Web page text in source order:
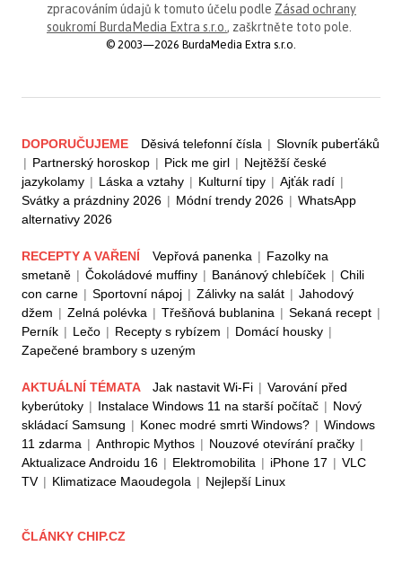
zpracováním údajů k tomuto účelu podle Zásad ochrany
soukromí BurdaMedia Extra s.r.o. , zaškrtněte toto pole.
© 2003—2026 BurdaMedia Extra s.r.o.
DOPORUČUJEME Děsivá telefonní čísla | Slovník puberťáků
| Partnerský horoskop | Pick me girl | Nejtěžší české
jazykolamy | Láska a vztahy | Kulturní tipy | Ajťák radí |
Svátky a prázdniny 2026 | Módní trendy 2026 | WhatsApp
alternativy 2026
RECEPTY A VAŘENÍ Vepřová panenka | Fazolky na
smetaně | Čokoládové muffiny | Banánový chlebíček | Chili
con carne | Sportovní nápoj | Zálivky na salát | Jahodový
džem | Zelná polévka | Třešňová bublanina | Sekaná recept |
Perník | Lečo | Recepty s rybízem | Domácí housky |
Zapečené brambory s uzeným
AKTUÁLNÍ TÉMATA Jak nastavit Wi-Fi | Varování před
kyberútoky | Instalace Windows 11 na starší počítač | Nový
skládací Samsung | Konec modré smrti Windows? | Windows
11 zdarma | Anthropic Mythos | Nouzové otevírání pračky |
Aktualizace Androidu 16 | Elektromobilita | iPhone 17 | VLC
TV | Klimatizace Maoudegola | Nejlepší Linux
ČLÁNKY CHIP.CZ